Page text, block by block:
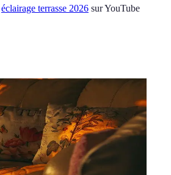
éclairage terrasse 2026 sur YouTube